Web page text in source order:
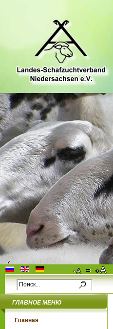
ГЛАВНОЕ МЕНЮ
Главная